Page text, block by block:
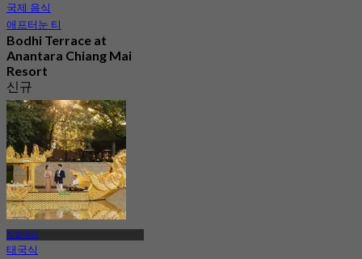
국제 음식
애프터눈 티
Bodhi Terrace at
Anantara Chiang Mai
Resort
신규
4.6
에서฿ 1,056.5
치앙마이
태국식